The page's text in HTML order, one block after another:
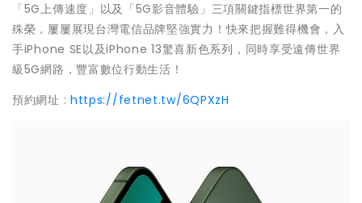
「5G上傳速度」以及「5G影音體驗」三項關鍵指標世界第一的
殊榮，屢屢展現台灣電信品牌堅強實力！快來把握難得機會，入
手iPhone SE以及iPhone 13驚喜新色系列，同時享受遠傳世界
級5G網路，豐富數位行動生活！
預約網址 : https://fetnet.tw/6QPXzH